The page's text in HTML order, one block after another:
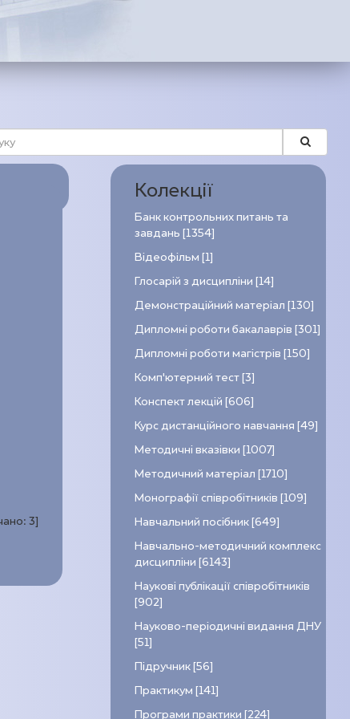
3]
Колекції
Банк контрольних питань та
завдань [1354]
Відеофільм [1]
Глосарій з дисципліни [14]
Демонстраційний матеріал [130]
Дипломні роботи бакалаврів [301]
Дипломні роботи магістрів [150]
Комп’ютерний тест [3]
Конспект лекцій [606]
Курс дистанційного навчання [49]
Методичні вказівки [1007]
Методичний матеріал [1710]
Монографії співробітників [109]
Навчальний посібник [649]
Навчально-методичний комплекс
дисципліни [6143]
Наукові публікації співробітників
[902]
Науково-періодичні видання ДНУ
[51]
Підручник [56]
Практикум [141]
Програми практики [224]